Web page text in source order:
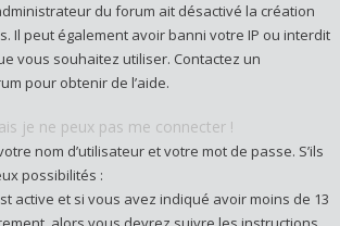
du forum ait désactivé la création
Il peut également avoir banni votre IP ou interdit
vous souhaitez utiliser. Contactez un
pour obtenir de l’aide.
je ne peux pas me connecter !
nom d’utilisateur et votre mot de passe. S’ils
possibilités :
active et si vous avez indiqué avoir moins de 13